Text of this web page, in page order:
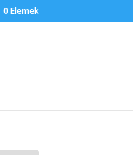
0 Elemek